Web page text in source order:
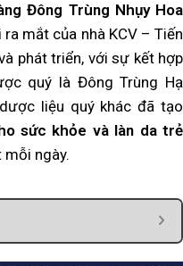
Đông Trùng Nhụy Hoa
mắt của nhà KCV – Tiến
phát triển, với sự kết hợp
quý là Đông Trùng Hạ
liệu quý khác đã tạo
sức khỏe và làn da trẻ
ngày.